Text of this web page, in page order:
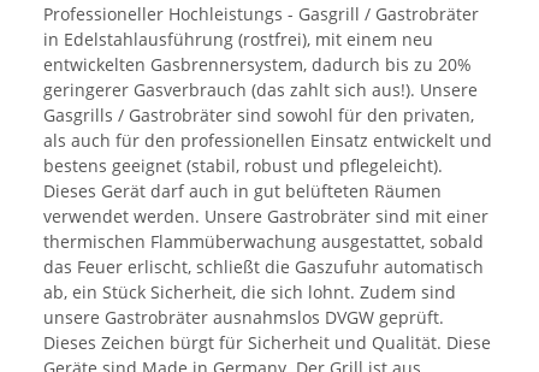
Professioneller Hochleistungs - Gasgrill / Gastrobräter
in Edelstahlausführung (rostfrei), mit einem neu
entwickelten Gasbrennersystem, dadurch bis zu 20%
geringerer Gasverbrauch (das zahlt sich aus!). Unsere
Gasgrills / Gastrobräter sind sowohl für den privaten,
als auch für den professionellen Einsatz entwickelt und
bestens geeignet (stabil, robust und pflegeleicht).
Dieses Gerät darf auch in gut belüfteten Räumen
verwendet werden. Unsere Gastrobräter sind mit einer
thermischen Flammüberwachung ausgestattet, sobald
das Feuer erlischt, schließt die Gaszufuhr automatisch
ab, ein Stück Sicherheit, die sich lohnt. Zudem sind
unsere Gastrobräter ausnahmslos DVGW geprüft.
Dieses Zeichen bürgt für Sicherheit und Qualität. Diese